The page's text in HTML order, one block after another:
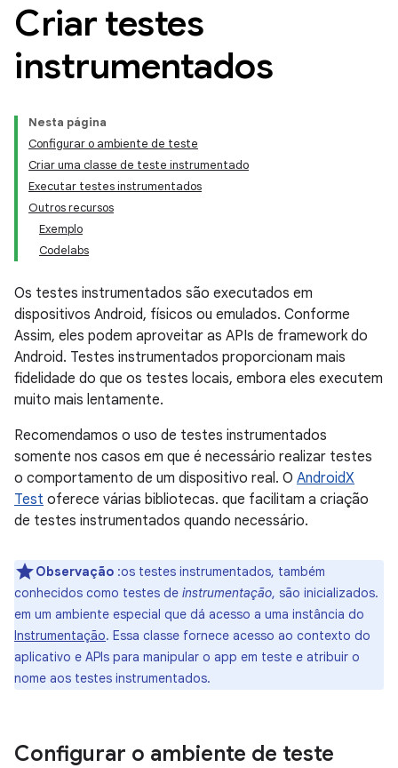
Criar testes
instrumentados
Nesta página
Configurar o ambiente de teste
Criar uma classe de teste instrumentado
Executar testes instrumentados
Outros recursos
Exemplo
Codelabs
Os testes instrumentados são executados em
dispositivos Android, físicos ou emulados. Conforme
Assim, eles podem aproveitar as APIs de framework do
Android. Testes instrumentados proporcionam mais
fidelidade do que os testes locais, embora eles executem
muito mais lentamente.
Recomendamos o uso de testes instrumentados
somente nos casos em que é necessário realizar testes
o comportamento de um dispositivo real. O AndroidX
Test oferece várias bibliotecas. que facilitam a criação
de testes instrumentados quando necessário.
Observação :os testes instrumentados, também
conhecidos como testes de instrumentação, são inicializados.
em um ambiente especial que dá acesso a uma instância do
Instrumentação. Essa classe fornece acesso ao contexto do
aplicativo e APIs para manipular o app em teste e atribuir o
nome aos testes instrumentados.
Configurar o ambiente de teste